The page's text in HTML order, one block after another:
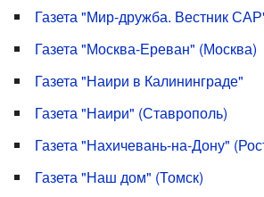
Газета "Мир-дружба. Вестник
Газета "Москва-Ереван" (Москва)
Газета "Наири в Калининграде"
Газета "Наири" (Ставрополь)
Газета "Нахичевань-на-Дону"
Газета "Наш дом" (Томск)